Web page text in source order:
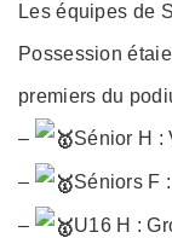
Les équipes de
Possession
premiers du
– Sénior H :
– Séniors F
– U16 H :